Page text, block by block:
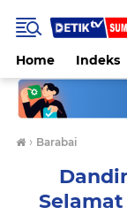
Home Indeks
› Barabai